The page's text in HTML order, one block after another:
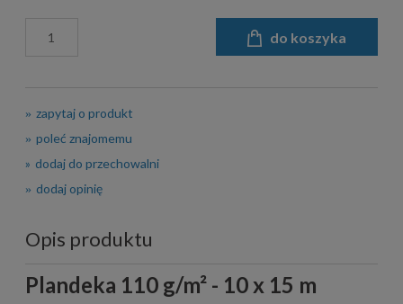
do koszyka
zapytaj o produkt
poleć znajomemu
dodaj do przechowalni
dodaj opinię
Opis produktu
Plandeka 110 g/m² - 10 x 15 m